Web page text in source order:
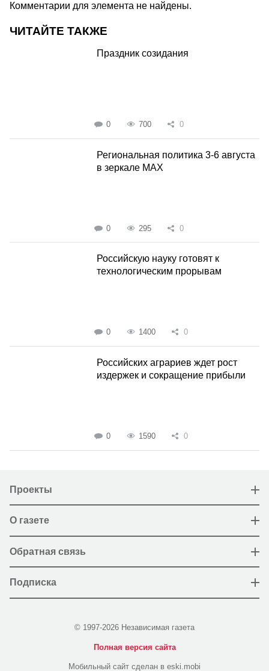
Комментарии для элемента не найдены.
ЧИТАЙТЕ ТАКЖЕ
Праздник созидания
0 700 0
Региональная политика 3-6 августа
в зеркале MAX
0 295 0
Российскую науку готовят к
технологическим прорывам
0 1400 0
Российских аграриев ждет рост
издержек и сокращение прибыли
0 1590 0
Проекты
О газете
Обратная связь
Подписка
© 1997-2026 Независимая газета
Полная версия сайта
Мобильный сайт сделан в eski.mobi